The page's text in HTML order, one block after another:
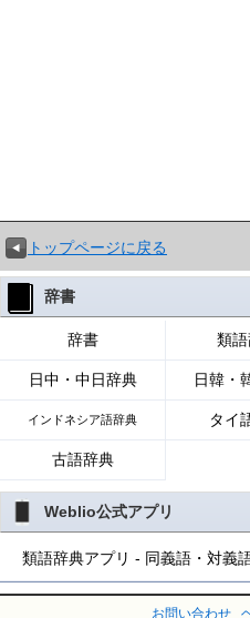
トップページに戻る
辞書
辞書 類
日中・中日辞典 日韓・
インドネシア語辞典 タイ
古語辞典
Weblio公式アプリ
類語辞典アプリ - 同義語・対義
お問い合わせ